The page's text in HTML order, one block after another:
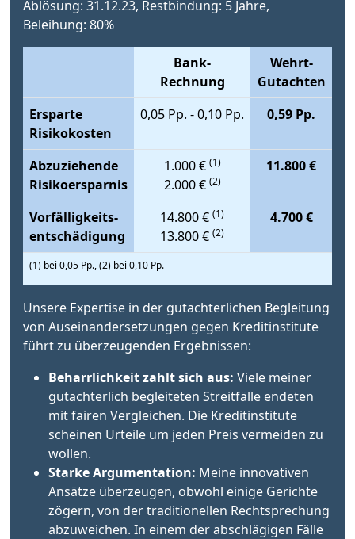
Ablösung: 31.12.23, Restbindung: 5 Jahre,
Beleihung: 80%
Bank-
Rechnung
Wehrt-
Gutachten
Ersparte
Risikokosten
0,05 Pp. - 0,10 Pp. 0,59 Pp.
Abzuziehende
Risikoersparnis
1.000 € (1)
2.000 € (2)
11.800 €
Vorfälligkeits-
entschädigung
14.800 € (1)
13.800 € (2)
4.700 €
(1) bei 0,05 Pp., (2) bei 0,10 Pp.
Unsere Expertise in der gutachterlichen Begleitung
von Auseinandersetzungen gegen Kreditinstitute
führt zu überzeugenden Ergebnissen:
Beharrlichkeit zahlt sich aus: Viele meiner
gutachterlich begleiteten Streitfälle endeten
mit fairen Vergleichen. Die Kreditinstitute
scheinen Urteile um jeden Preis vermeiden zu
wollen.
Starke Argumentation: Meine innovativen
Ansätze überzeugen, obwohl einige Gerichte
zögern, von der traditionellen Rechtsprechung
abzuweichen. In einem der abschlägigen Fälle